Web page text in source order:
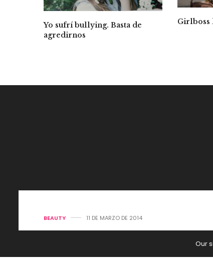
Yo sufrí bullying. Basta de
agredirnos
Girlboss
BEAUTY 11 DE MARZO DE 2014
Behind theOur